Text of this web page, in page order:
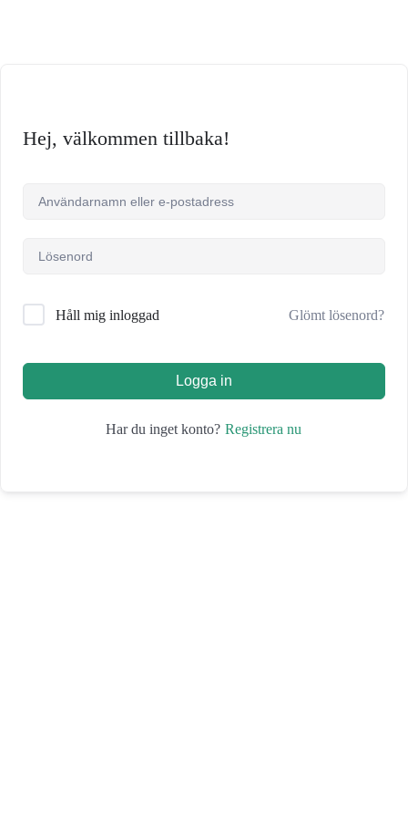
Hej, välkommen tillbaka!
Håll mig inloggad Glömt lösenord?
Logga in
Har du inget konto? Registrera nu